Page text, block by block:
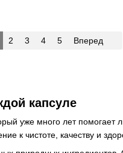
капсуле
уже много лет
к чистоте, качеству и
2 3 4 5 Вперед